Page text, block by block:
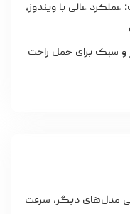
عملکرد عالی با ویندوز،
و سبک برای حمل راحت
مدل‌های دیگر، سرعت